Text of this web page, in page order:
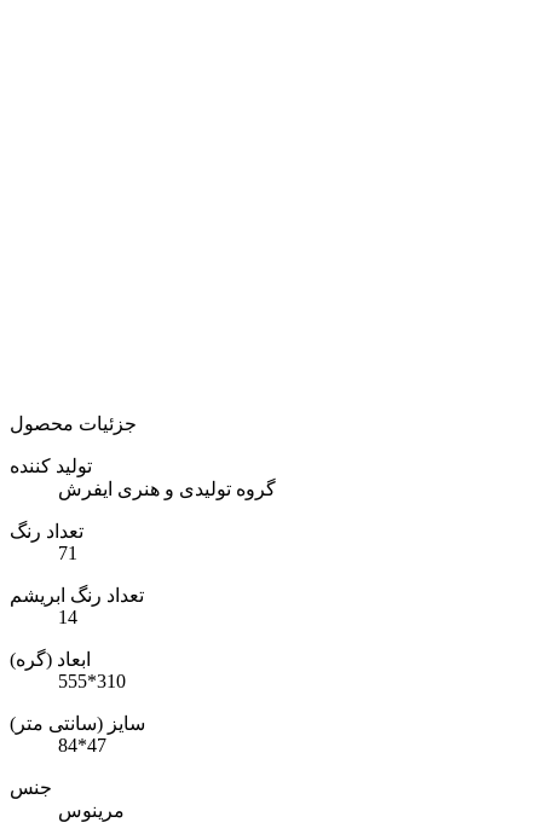
جزئیات محصول
تولید کننده
گروه تولیدی و هنری ایفرش
تعداد رنگ
71
تعداد رنگ ابریشم
14
ابعاد (گره)
555*310
سایز (سانتی متر)
84*47
جنس
مرینوس